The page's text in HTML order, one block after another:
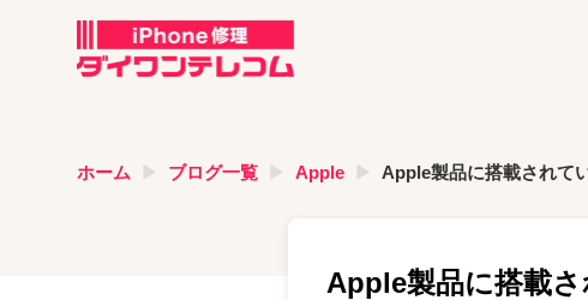
ホーム ブログ一覧 Apple Apple製品に搭載されて
Apple製品に搭載